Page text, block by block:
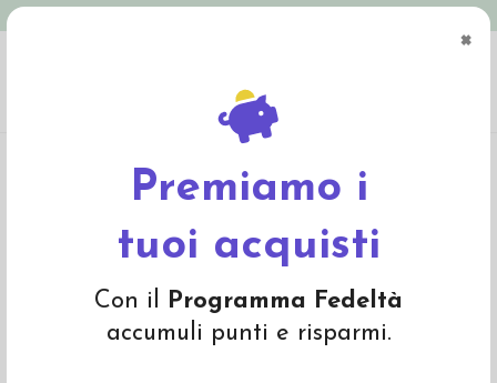
×
Premiamo i
tuoi acquisti
Con il Programma Fedeltà
accumuli punti e risparmi.
bambino in lana Merino -col. curcuma